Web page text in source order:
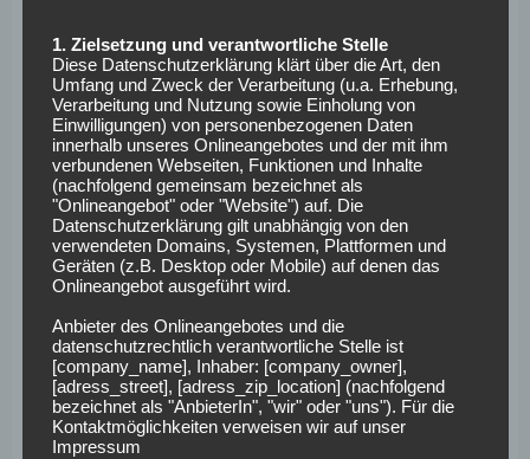
Voraussichtliche
Aufstellungen:
SV Werder Bremen:Pavlenka – Gebre Selassie, Veljkovic,
Moisander, Augustinsson – Bargfrede – M. Eggestein,
Delaney – Kainz, Junuzovic – M. Kruse
1. FSV Mainz 05:Zentner – Donati, Bell, Diallo, Brosinski
– F. Frei – Latza, Maxim – Öztunali, Holtmann – Muto
Fakten zum Spiel:
Anpfiff:Samstag, den 16.12.17, um 15:30 Uhr
Stadion:Weserstadion, Bremen
1. Zielsetzung und verantwortliche Stelle
Diese Datenschutzerklärung klärt über die Art, den
Umfang und Zweck der Verarbeitung (u.a. Erhebung,
Verarbeitung und Nutzung sowie Einholung von
Einwilligungen) von personenbezogenen Daten
innerhalb unseres Onlineangebotes und der mit ihm
verbundenen Webseiten, Funktionen und Inhalte
(nachfolgend gemeinsam bezeichnet als
"Onlineangebot" oder "Website") auf. Die
Datenschutzerklärung gilt unabhängig von den
verwendeten Domains, Systemen, Plattformen und
Geräten (z.B. Desktop oder Mobile) auf denen das
Onlineangebot ausgeführt wird.
Anbieter des Onlineangebotes und die
datenschutzrechtlich verantwortliche Stelle ist
[company_name], Inhaber: [company_owner],
[adress_street], [adress_zip_location] (nachfolgend
bezeichnet als "AnbieterIn", "wir" oder "uns"). Für die
Kontaktmöglichkeiten verweisen wir auf unser
Impressum